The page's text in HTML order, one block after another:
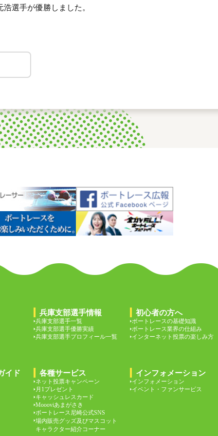
選手が優勝しました。
イド
兵庫支部選手情報
兵庫支部選手一覧
兵庫支部選手優勝実績
兵庫支部選手プロフィール一覧
各種サービス
ネット投票キャンペーン
月1プレゼント
キャッシュレスカード
Moooviあまがさき
ボートレース尼崎公式SNS
場内販売グッズ及びマスコット
キャラクター紹介コーナー
初心者の方へ
ボートレースの基礎知識
ボートレース業界の仕組み
インターネット投票の楽しみ方
インフォメーション
インフォメーション
イベント・ファンサービス